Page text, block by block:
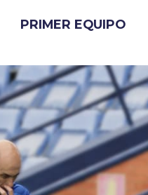
PRIMER EQUIPO